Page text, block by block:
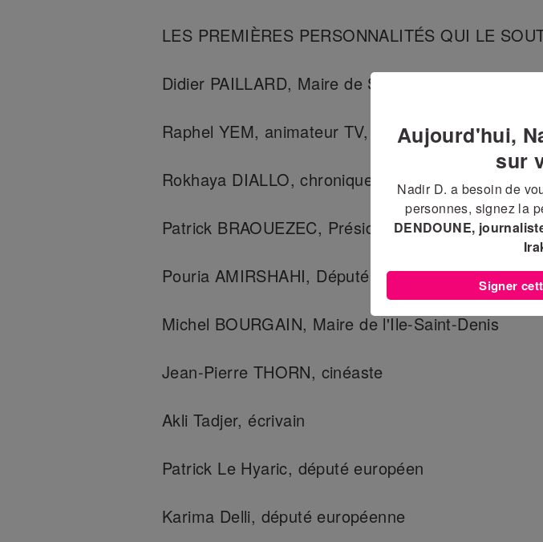
LES PREMIÈRES PERSONNALITÉS QUI LE
Didier PAILLARD, Maire de Saint-Denis
Raphel YEM, animateur TV, journaliste citoyen
Rokhaya DIALLO, chroniqueuse, militante
Patrick BRAOUEZEC, Président de Plaine
Pouria AMIRSHAHI, Député
Michel BOURGAIN, Maire de l'Ile-Saint-Denis
Jean-Pierre THORN, cinéaste
Akli Tadjer, écrivain
Patrick Le Hyaric, député européen
Karima Delli, député européenne
Aujourd'hui,
sur
Nadir D. a besoin de
personnes, signez la
DENDOUNE,
Signer